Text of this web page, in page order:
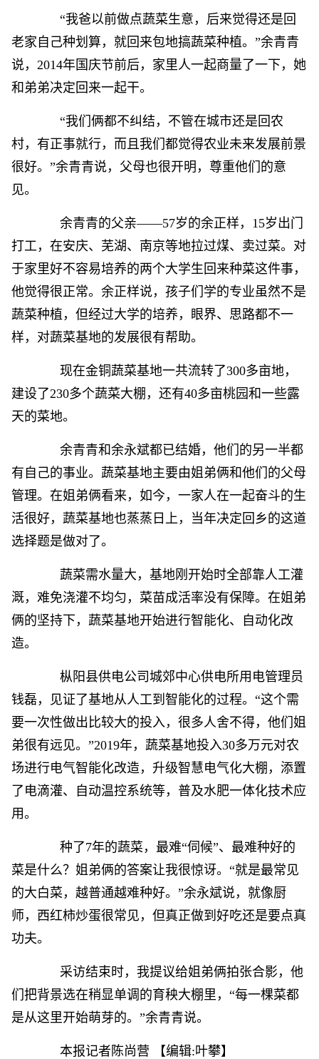
“我爸以前做点蔬菜生意，后来觉得还是回
老家自己种划算，就回来包地搞蔬菜种植。”余青青
说，2014年国庆节前后，家里人一起商量了一下，她
和弟弟决定回来一起干。
“我们俩都不纠结，不管在城市还是回农
村，有正事就行，而且我们都觉得农业未来发展前景
很好。”余青青说，父母也很开明，尊重他们的意
见。
余青青的父亲——57岁的余正样，15岁出门
打工，在安庆、芜湖、南京等地拉过煤、卖过菜。对
于家里好不容易培养的两个大学生回来种菜这件事，
他觉得很正常。余正样说，孩子们学的专业虽然不是
蔬菜种植，但经过大学的培养，眼界、思路都不一
样，对蔬菜基地的发展很有帮助。
现在金铜蔬菜基地一共流转了300多亩地，
建设了230多个蔬菜大棚，还有40多亩桃园和一些露
天的菜地。
余青青和余永斌都已结婚，他们的另一半都
有自己的事业。蔬菜基地主要由姐弟俩和他们的父母
管理。在姐弟俩看来，如今，一家人在一起奋斗的生
活很好，蔬菜基地也蒸蒸日上，当年决定回乡的这道
选择题是做对了。
蔬菜需水量大，基地刚开始时全部靠人工灌
溉，难免浇灌不均匀，菜苗成活率没有保障。在姐弟
俩的坚持下，蔬菜基地开始进行智能化、自动化改
造。
枞阳县供电公司城郊中心供电所用电管理员
钱磊，见证了基地从人工到智能化的过程。“这个需
要一次性做出比较大的投入，很多人舍不得，他们姐
弟很有远见。”2019年，蔬菜基地投入30多万元对农
场进行电气智能化改造，升级智慧电气化大棚，添置
了电滴灌、自动温控系统等，普及水肥一体化技术应
用。
种了7年的蔬菜，最难“伺候”、最难种好的
菜是什么？姐弟俩的答案让我很惊讶。“就是最常见
的大白菜，越普通越难种好。”余永斌说，就像厨
师，西红柿炒蛋很常见，但真正做到好吃还是要点真
功夫。
采访结束时，我提议给姐弟俩拍张合影，他
们把背景选在稍显单调的育秧大棚里，“每一棵菜都
是从这里开始萌芽的。”余青青说。
本报记者陈尚营 【编辑:叶攀】